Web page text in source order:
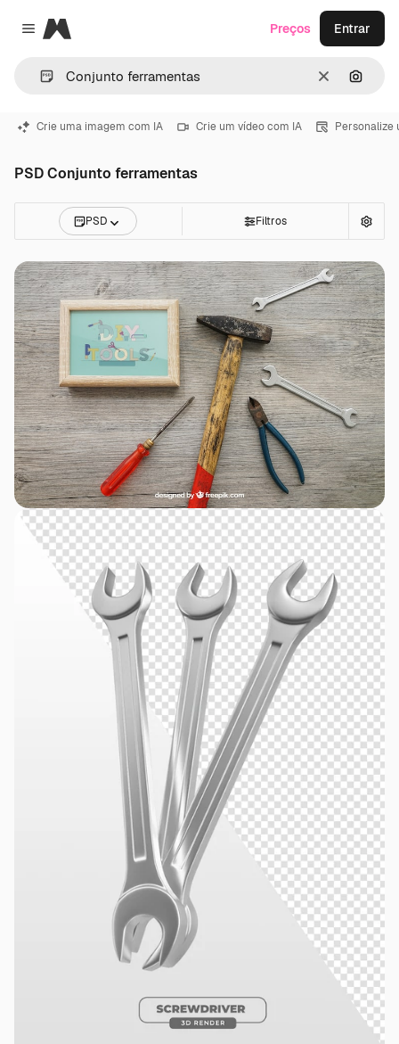
Close menu
Magnific
Limpar
Preços Entrar
Crie uma imagem com IA Crie um vídeo com IA Personalize
PSD Conjunto ferramentas
PSD Filtros